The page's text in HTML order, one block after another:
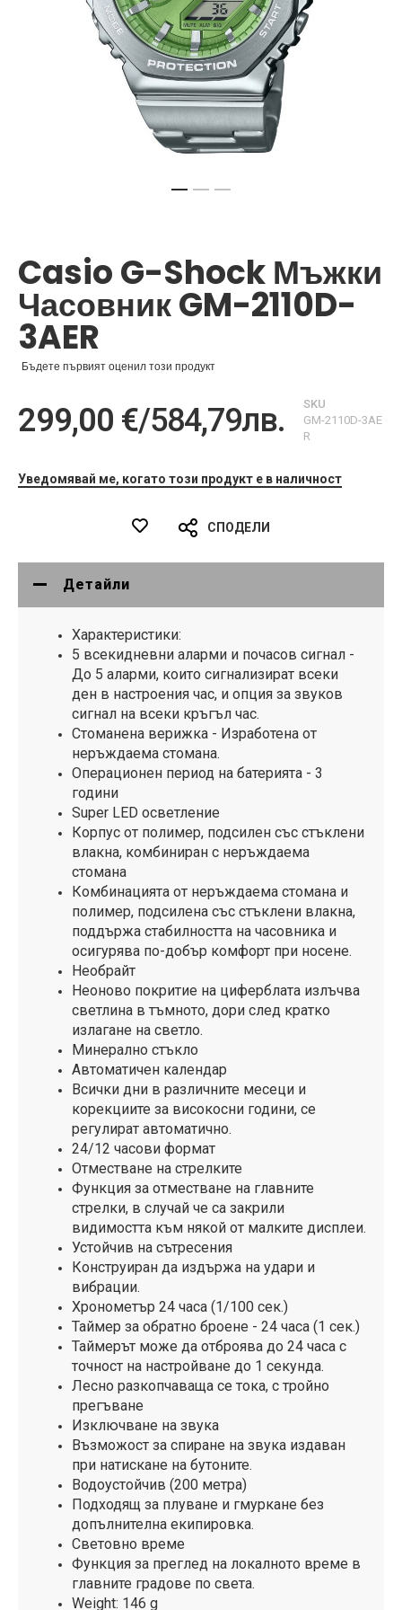
на
галерия
със
снимки
Casio G-Shock Мъжки
Часовник GM-2110D-
3AER
Бъдете първият оценил този продукт
299,00 €/584,79лв.
SKU
GM-2110D-3AE
R
Уведомявай ме, когато този продукт е в наличност
СПОДЕЛИ
Детайли
Характеристики:
5 всекидневни аларми и почасов сигнал -
До 5 аларми, които сигнализират всеки
ден в настроения час, и опция за звуков
сигнал на всеки кръгъл час.
Стоманена верижка - Изработена от
неръждаема стомана.
Операционен период на батерията - 3
години
Super LED осветление
Корпус от полимер, подсилен със стъклени
влакна, комбиниран с неръждаема
стомана
Комбинацията от неръждаема стомана и
полимер, подсилена със стъклени влакна,
поддържа стабилността на часовника и
осигурява по-добър комфорт при носене.
Необрайт
Неоново покритие на циферблата излъчва
светлина в тъмното, дори след кратко
излагане на светло.
Минерално стъкло
Автоматичен календар
Всички дни в различните месеци и
корекциите за високосни години, се
регулират автоматично.
24/12 часови формат
Отместване на стрелките
Функция за отместване на главните
стрелки, в случай че са закрили
видимостта към някой от малките дисплеи.
Устойчив на сътресения
Конструиран да издържа на удари и
вибрации.
Хронометър 24 часа (1/100 сек.)
Таймер за обратно броене - 24 часа (1 сек.)
Таймерът може да отброява до 24 часа с
точност на настройване до 1 секунда.
Лесно разкопчаваща се тока, с тройно
прегъване
Изключване на звука
Възможост за спиране на звука издаван
при натискане на бутоните.
Водоустойчив (200 метра)
Подходящ за плуване и гмуркане без
допълнителна екипировка.
Световно време
Функция за преглед на локалното време в
главните градове по света.
Weight: 146 g